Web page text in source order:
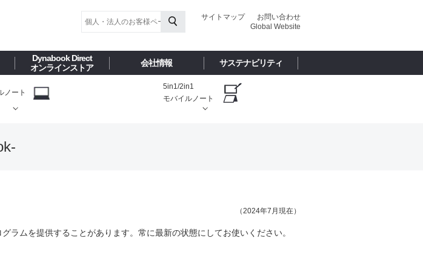
お問い合わせ
サイトマップ
Global Website
Dynabook Direct
オンラインストア
会社情報 サステナビリティ
ノート
5in1/2in1
モバイルノート
（2024年7月現在）
ラムを提供することがあります。常に最新の状態にしてお使いください。